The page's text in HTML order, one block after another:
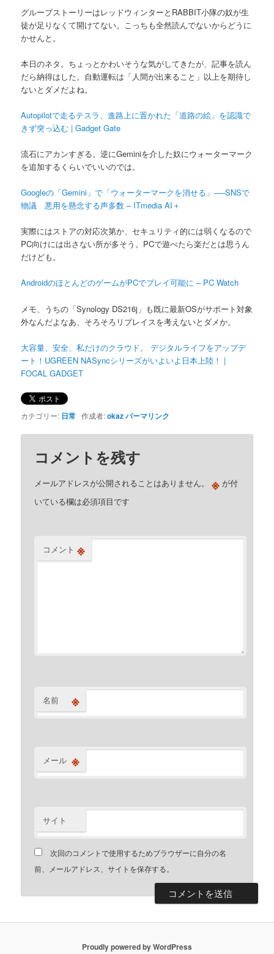
グループストーリーはレッドウィンターとRABBIT小隊の奴が生
徒が足りなくて開けてない。こっちも全然読んでないからどうに
かせんと。
本日のネタ。ちょっとかわいそうな気がしてきたが、記事を読ん
だら納得はした。自動運転は「人間が出来ること」以上を期待し
ないとダメだよね。
Autopilotで走るテスラ、進路上に置かれた「道路の絵」を認識で
きず突っ込む | Gadget Gate
流石にアカンすぎる。逆にGeminiを介した奴にウォーターマーク
を追加するくらいでいいのでは。
Googleの「Gemini」で「ウォーターマークを消せる」──SNSで
物議 悪用を懸念する声多数 – ITmedia AI＋
実際にはストアの対応次第か、セキュリティ的には弱くなるので
PC向けには出さない所が多そう。PCで遊べたら楽だとは思うん
だけども。
AndroidのほとんどのゲームがPCでプレイ可能に – PC Watch
メモ、うちの「Synology DS216j」も既に最新OSがサポート対象
外なんだよなあ、そろそろリプレイスを考えないとダメか。
大容量、安全、私だけのクラウド。 デジタルライフをアップデ
ート！UGREEN NASyncシリーズがいよいよ日本上陸！ |
FOCAL GADGET
カテゴリー: 日常 作成者:okazパーマリンク
コメントを残す
メールアドレスが公開されることはありません。 ※ が付
いている欄は必須項目です
コメント ※
名前 ※
メール ※
サイト
次回のコメントで使用するためブラウザーに自分の名
前、メールアドレス、サイトを保存する。
Proudly powered by WordPress